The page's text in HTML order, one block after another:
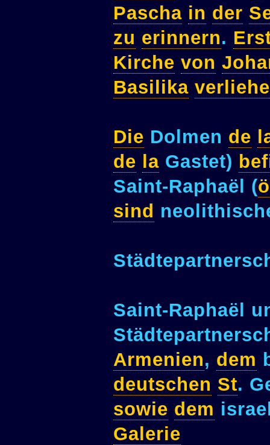
Pascha in der
zu erinnern.
Kirche von
Basilika
Die Dolmen de
de la Gastet)
Saint-Raphaël (
sind
Saint-Raphaël
Armenien, dem
deutschen St.
sowie dem
Galerie